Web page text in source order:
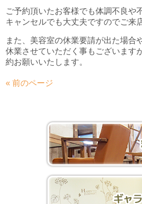
ご予約頂いたお客様でも体調不良や
キャンセルでも大丈夫ですのでご来
また、美容室の休業要請が出た場合
休業させていただく事もございます
約お願いいたします。
« 前のページ